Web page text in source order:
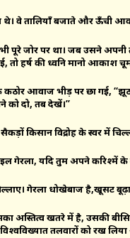
वे तालियाँ बजाते और ऊँची
भी पूरे जोर पर था। जब उसने
तो हर्ष की ध्वनि मानो आकाश
आवाज भीड़ पर छा गई,
को दो, तब देखें।”
किसान विद्रोह के स्वर में
गेरला, यदि तुम अपने करिश्में के
गेरला धोखेबाज है,खूसट
अस्तित्व खतरे में है, उसकी
तलवारों को रख